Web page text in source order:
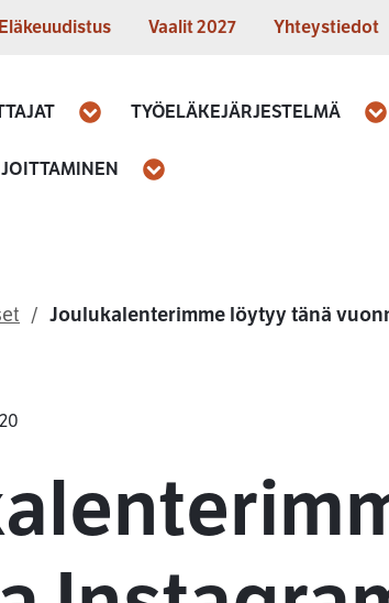
Eläkeuudistus Vaalit 2027 Yhteystiedot
Avaa TYÖELÄKEJÄRJESTELMÄ
Avaa
Joulukalenterimme löytyy tänä